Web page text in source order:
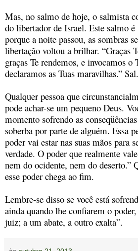
Mas, no salmo de hoje, o salmista
do libertador de Israel. Este salmo
porque a noite passou, as sombras
libertação voltou a brilhar. “Graças
graças Te rendemos, e invocamos o
declaramos as Tuas maravilhas.”
Qualquer pessoa que
pode achar-se um pequeno Deus.
momento sofrendo as
soberba por parte de alguém. Essa
poder vai estar nas suas mãos para
verdade. O poder que realmente
nem do ocidente, nem do deserto.”
esse poder chega ao fim.
Lembre-se disso se você está
ainda quando lhe confiarem o
juiz; a um abate, a outro exalta”.